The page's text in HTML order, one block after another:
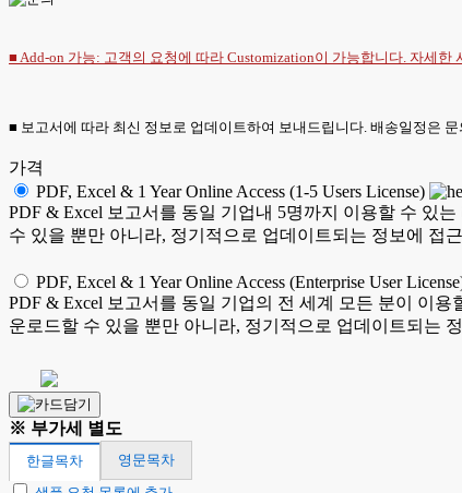
■ Add-on 가능: 고객의 요청에 따라 Customization이 가능합니다. 자세한
■ 보고서에 따라 최신 정보로 업데이트하여 보내드립니다. 배송일정은
가격
PDF, Excel & 1 Year Online Access (1-5 Users License)
PDF & Excel 보고서를 동일 기업내 5명까지 이용할 수 있
수 있을 뿐만 아니라, 정기적으로 업데이트되는 정보에 접
PDF, Excel & 1 Year Online Access (Enterprise User
PDF & Excel 보고서를 동일 기업의 전 세계 모든 분이 이
운로드할 수 있을 뿐만 아니라, 정기적으로 업데이트되는
※ 부가세 별도
한글목차
영문목차